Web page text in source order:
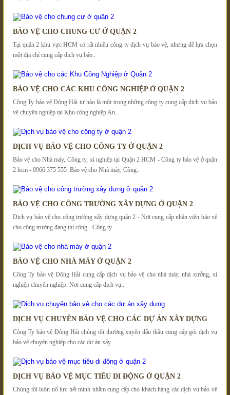
BẢO VỆ CHO CHUNG CƯ Ở QUẬN 2
Tại quận 2 khu vực HCM có rất nhiều công ty dịch vụ bảo vệ, nhưng để lựa chọn
một địa chỉ cung cấp dịch vụ bảo..
BẢO VỆ CHO CÁC KHU CÔNG NGHIỆP Ở QUẬN 2
Công Ty bảo vệ Đông Hải tự hào là một trong những công ty cung cấp dịch vụ bảo
vệ chuyên nghiệp tại Khu công nghiệp An..
DỊCH VỤ BẢO VỆ CHO CÔNG TY Ở QUẬN 2
Bảo vệ cho Nhà máy, Công ty, xí nghiệp tại Quận 2 HCM - Công ty bảo vệ ở quận
2 hcm - 0966 375 555 .Bảo vệ cho Nhà máy, Công..
BẢO VỆ CHO CÔNG TRƯỜNG XÂY DỰNG Ở QUẬN 2
Dịch vụ bảo vệ cho công trường xấy dựng quận 2 - Nơi cung cấp nhân viên bảo vệ
cho công trường đang thi công - Công ty..
BẢO VỆ CHO NHÀ MÁY Ở QUẬN 2
Công Ty bảo vệ Đông Hải cung cấp dịch vụ bảo vệ cho nhà máy, nhà xưởng, xí
nghiệp chuyên nghiệp. Nơi cung cấp dịch vụ..
DỊCH VỤ CHUYÊN BẢO VỆ CHO CÁC DỰ ÁN XÂY DỰNG
Công Ty bảo vệ Đông Hải chúng tôi thường xuyên đấu thầu cung cấp gói dịch vụ
bảo vệ chuyên nghiệp cho các dự án xây..
DỊCH VỤ BẢO VỆ MỤC TIÊU DI ĐỘNG Ở QUẬN 2
Chúng tôi luôn nổ lực hết mình nhằm cung cấp cho khách hàng các dịch vụ bảo vệ